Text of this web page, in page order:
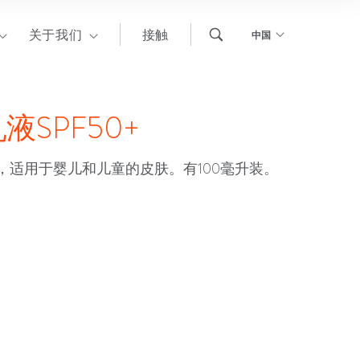
关于我们 接触 中国
SPF50+
用于婴儿和儿童的皮肤。有100毫升装。